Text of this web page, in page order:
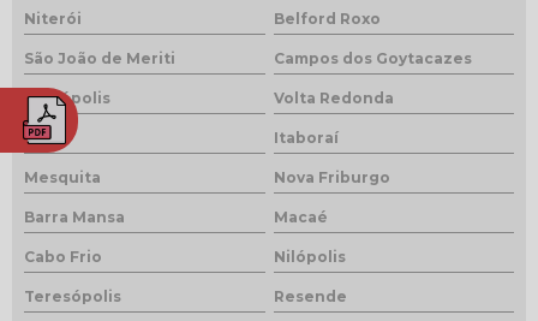
Niterói Belford Roxo
São João de Meriti Campos dos Goytacazes
Petrópolis Volta Redonda
Magé Itaboraí
Mesquita Nova Friburgo
Barra Mansa Macaé
Cabo Frio Nilópolis
Teresópolis Resende